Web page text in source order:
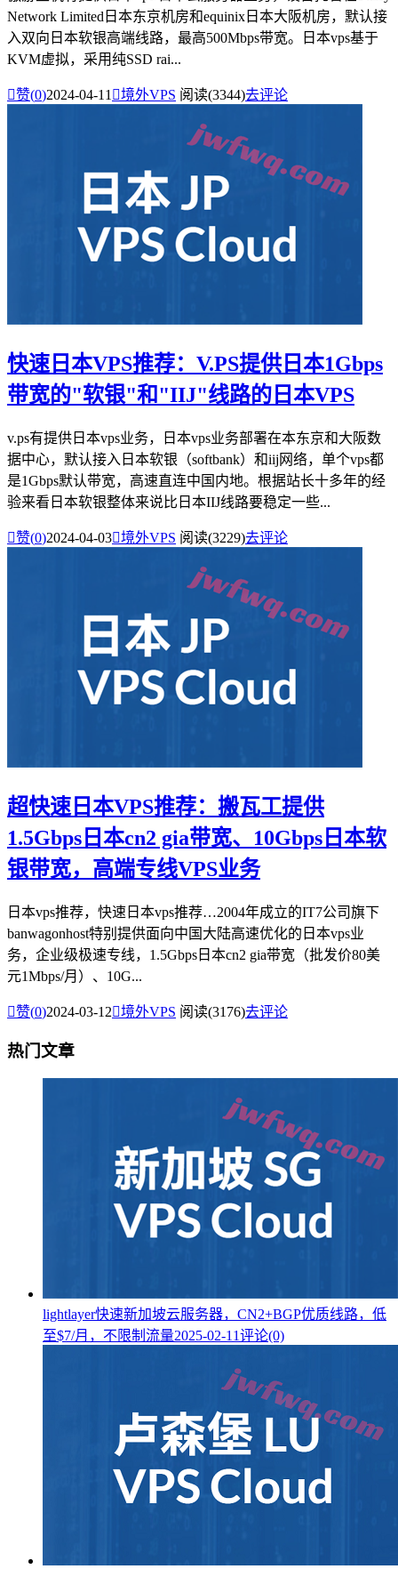
Network Limited日本东京机房和equinix日本大阪机房，默认接
入双向日本软银高端线路，最高500Mbps带宽。日本vps基于
KVM虚拟，采用纯SSD rai...
赞(0)2024-04-11 境外VPS 阅读(3344)去评论
快速日本VPS推荐：V.PS提供日本1Gbps
带宽的"软银"和"IIJ"线路的日本VPS
v.ps有提供日本vps业务，日本vps业务部署在本东京和大阪数
据中心，默认接入日本软银（softbank）和iij网络，单个vps都
是1Gbps默认带宽，高速直连中国内地。根据站长十多年的经
验来看日本软银整体来说比日本IIJ线路要稳定一些...
赞(0)2024-04-03境外VPS 阅读(3229)去评论
超快速日本VPS推荐：搬瓦工提供
1.5Gbps日本cn2 gia带宽、10Gbps日本软
银带宽，高端专线VPS业务
日本vps推荐，快速日本vps推荐…2004年成立的IT7公司旗下
banwagonhost特别提供面向中国大陆高速优化的日本vps业
务，企业级极速专线，1.5Gbps日本cn2 gia带宽（批发价80美
元1Mbps/月）、10G...
赞(0)2024-03-12境外VPS 阅读(3176)去评论
热门文章
lightlayer快速新加坡云服务器，CN2+BGP优质线路，低
至$7/月，不限制流量2025-02-11评论(0)